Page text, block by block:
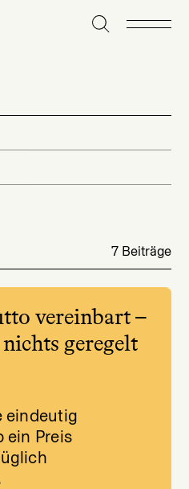
7 Beiträge
vereinbart –
geregelt
eindeutig
ein Preis